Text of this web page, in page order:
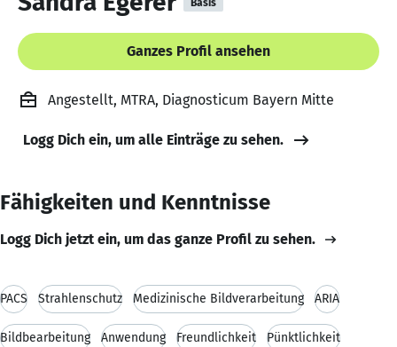
Ganzes Profil ansehen
Angestellt, MTRA, Diagnosticum Bayern Mitte
Logg Dich ein, um alle Einträge zu sehen.
Fähigkeiten und Kenntnisse
Logg Dich jetzt ein, um das ganze Profil zu sehen.
PACS Strahlenschutz Medizinische Bildverarbeitung ARIA
Bildbearbeitung Anwendung Freundlichkeit Pünktlichkeit